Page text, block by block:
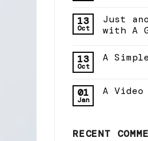
13
Oct
Just
with A
13
Oct
A
01
Jan
A
RECENT